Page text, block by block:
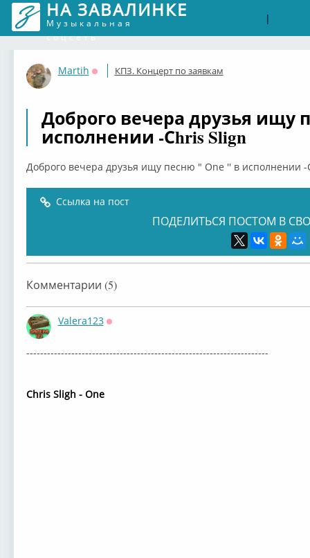
НА ЗАВАЛИНКЕ
Музыкальная
соцсеть
|
Martih
Оффлайн
КПЗ. Концерт по заявкам
Доброго вечера друзья ищу
исполнении -Сhris Slign
Доброго вечера друзья ищу песню " One '' в исполнении
Ссылка на пост
ПОДЕЛИТЬСЯ ПОСТОМ В
Комментарии (5)
Valera123
----------------------------------------------------------------------
Chris Sligh - One